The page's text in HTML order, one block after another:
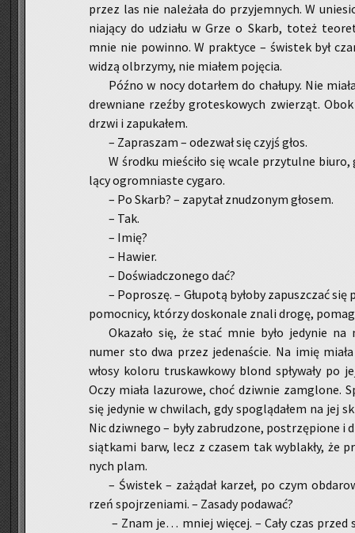
przez las nie na­le­ża­ła do przy­jem­nych. W
nia­ją­cy do udzia­łu w Grze o Skarb, toteż
mnie nie po­win­no. W prak­ty­ce – świ­stek był
widzą ol­brzy­my, nie mia­łem po­ję­cia.
Późno w nocy do­tar­łem do cha­łu­py. Nie
drew­nia­ne rzeź­by gro­te­sko­wych zwie­rząt.
drzwi i za­pu­ka­łem.
– Za­pra­szam – ode­zwał się czyjś głos.
W środ­ku mie­ści­ło się wcale przy­tul­ne
lą­cy ogrom­nia­ste cy­ga­ro.
– Po Skarb? – za­py­tał znu­dzo­nym gło­sem.
– Tak.
– Imię?
– Ha­wier.
– Do­świad­czo­ne­go dać?
– Po­pro­szę. – Głu­po­tą by­ło­by za­pusz­czać
po­moc­ni­cy, któ­rzy do­sko­na­le znali drogę,
Oka­za­ło się, że stać mnie było je­dy­nie
numer sto dwa przez je­de­na­ście. Na imię
włosy ko­lo­ru tru­skaw­ko­wy blond spły­wa­ły po
Oczy miała la­zu­ro­we, choć dziw­nie za­mglo­ne.
się je­dy­nie w chwi­lach, gdy spo­glą­da­łem na jej
Nic dziw­ne­go – były za­bru­dzo­ne, po­strzę­pio­ne i
siąt­ka­mi barw, lecz z cza­sem tak wy­bla­kły, że
nych plam.
– Świ­stek – za­żą­dał ka­rzeł, po czym
rzeń spoj­rze­nia­mi. – Za­sa­dy po­da­wać?
– Znam je… mniej wię­cej. – Cały czas